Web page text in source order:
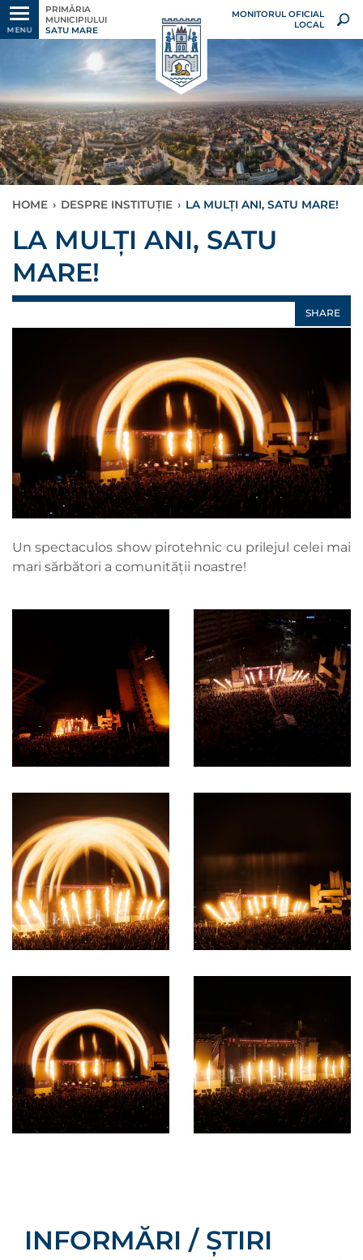
MENU
PRIMĂRIA
MUNICIPIULUI
SATU MARE
MONITORUL OFICIAL
LOCAL
HOME › DESPRE INSTITUȚIE › LA MULȚI ANI, SATU MARE!
LA MULȚI ANI, SATU
MARE!
SHARE
Un spectaculos show pirotehnic cu prilejul celei mai
mari sărbători a comunității noastre!
INFORMĂRI / ȘTIRI